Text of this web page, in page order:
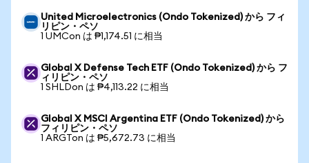
United Microelectronics (Ondo Tokenized) から フィ
リピン・ペソ
1 UMCon は ₱1,174.51 に相当
Global X Defense Tech ETF (Ondo Tokenized) から フ
ィリピン・ペソ
1 SHLDon は ₱4,113.22 に相当
Global X MSCI Argentina ETF (Ondo Tokenized) から
フィリピン・ペソ
1 ARGTon は ₱5,672.73 に相当